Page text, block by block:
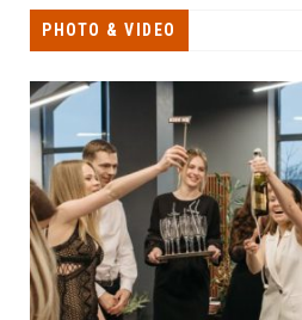
PHOTO & VIDEO